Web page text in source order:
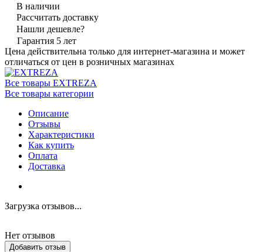
В наличии
Рассчитать доставку
Нашли дешевле?
Гарантия 5 лет
Цена действительна только для интернет-магазина и может
отличаться от цен в розничных магазинах
Все товары EXTREZA
Все товары категории
Описание
Отзывы
Характеристики
Как купить
Оплата
Доставка
Загрузка отзывов...
Нет отзывов
Добавить отзыв